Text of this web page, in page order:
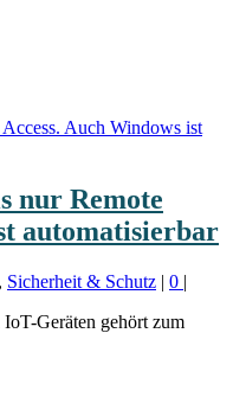
nur Remote
automatisierbar
, Sicherheit & Schutz | 0 |
Geräten gehört zum